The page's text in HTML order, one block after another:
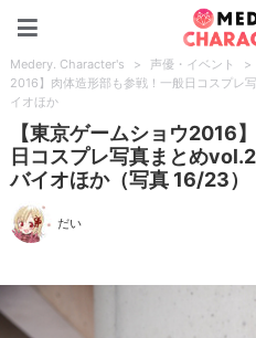
Medery. Character's > 声優・イベント >
2016】肉体造形部も参戦！一般日コスプレ
イオほか
【東京ゲームショウ2016
日コスプレ写真まとめ
バイオほか（写真 16/23）
だい